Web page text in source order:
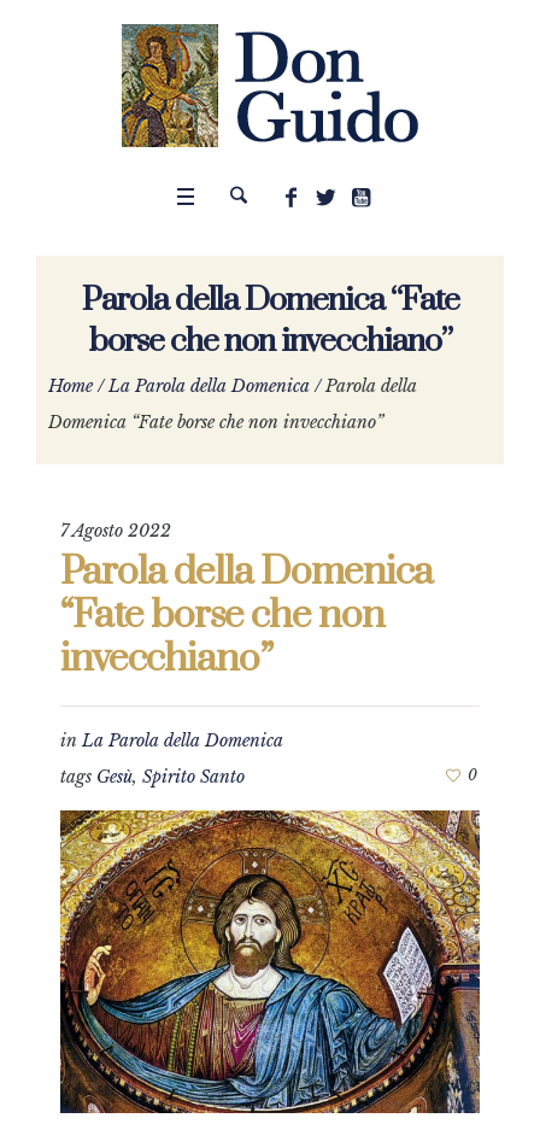
Parola della Domenica “Fate
borse che non invecchiano”
Home /La Parola della Domenica /Parola della
Domenica “Fate borse che non invecchiano”
7 Agosto 2022
Parola della Domenica
“Fate borse che non
invecchiano”
inLa Parola della Domenica
tags Gesù, Spirito Santo 0